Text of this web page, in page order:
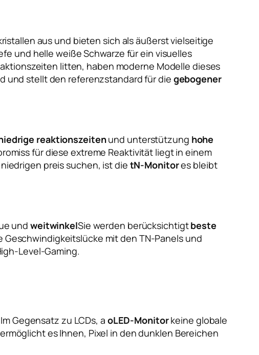
aus und bieten sich als äußerst vielseitige
und helle weiße Schwarze für ein visuelles
litten, haben moderne Modelle dieses
und stellt den referenzstandard für die gebogener
reaktionszeitenund unterstützung hohe
für diese extreme Reaktivität liegt in einem
preis suchen, ist die tN-Monitores bleibt
und weitwinkelSie werden berücksichtigtbeste
mit den TN-Panels und
Level-Gaming.
Gegensatz zu LCDs, a oLED-Monitorkeine globale
es Ihnen, Pixel in den dunklen Bereichen